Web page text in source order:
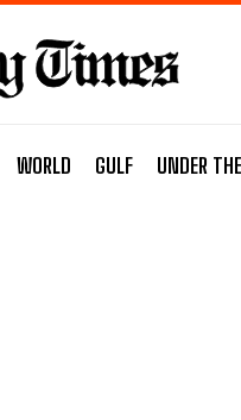
WORLD GULF UNDER